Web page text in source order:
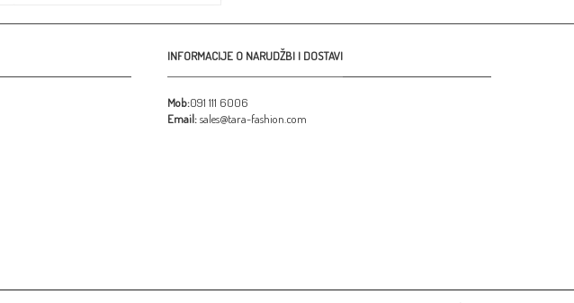
Dodaj na listu želja
INFORMACIJE O NARUDŽBI I DOSTAVI
Mob:091 111 6006
Email:sales@tara-fashion.com